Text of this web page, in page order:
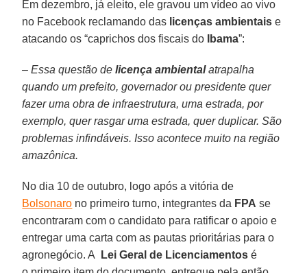
Em dezembro, já eleito, ele gravou um vídeo ao vivo
no Facebook reclamando das licenças ambientais e
atacando os “caprichos dos fiscais do
Ibama”:
– Essa questão delicença ambientalatrapalha
quando um prefeito, governador ou presidente quer
fazer uma obra de infraestrutura, uma estrada, por
exemplo, quer rasgar uma estrada, quer duplicar. São
problemas infindáveis. Isso acontece muito na região
amazônica.
No dia 10 de outubro, logo após a vitória de
Bolsonaro no primeiro turno, integrantes da FPA se
encontraram com o candidato para ratificar o apoio e
entregar uma carta com as pautas prioritárias para o
agronegócio. A
Lei Geral de Licenciamentos é